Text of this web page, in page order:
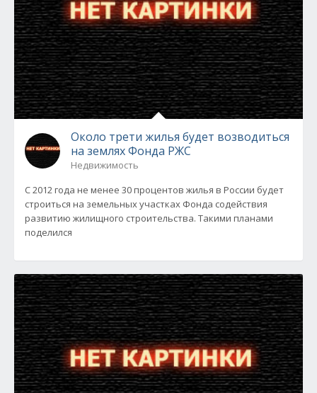
Около трети жилья будет возводиться
на землях Фонда РЖС
Недвижимость
С 2012 года не менее 30 процентов жилья в России будет
строиться на земельных участках Фонда содействия
развитию жилищного строительства. Такими планами
поделился